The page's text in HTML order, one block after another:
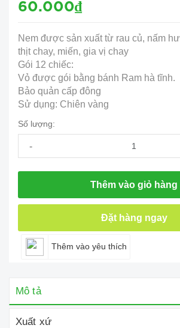
60.000₫
Nem được sản xuất từ rau củ, nấm
thịt chay, miến, gia vị chay
Gói 12 chiếc:
Vỏ được gói bằng bánh Ram hà tĩnh.
Bảo quản cấp đông
Sử dụng: Chiên vàng
Số lượng:
-
Thêm vào giỏ hàng
Đặt hàng ngay
Thêm vào yêu thích
Mô tả
Xuất xứ